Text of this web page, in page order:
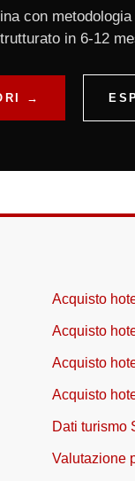
con
in 6-12
→
Acquisto
Acquisto
Acquisto
Acquisto
Dati turismo
Valutazione